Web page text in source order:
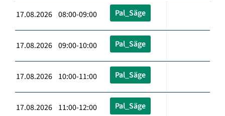
17.08.2026 08:00-09:00 Pal_Säge
17.08.2026 09:00-10:00 Pal_Säge
17.08.2026 10:00-11:00 Pal_Säge
17.08.2026 11:00-12:00 Pal_Säge